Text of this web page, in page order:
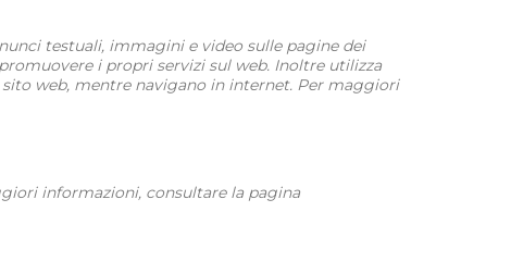
testuali, immagini e video sulle pagine dei
i propri servizi sul web. Inoltre utilizza
web, mentre navigano in internet. Per maggiori
informazioni, consultare la pagina